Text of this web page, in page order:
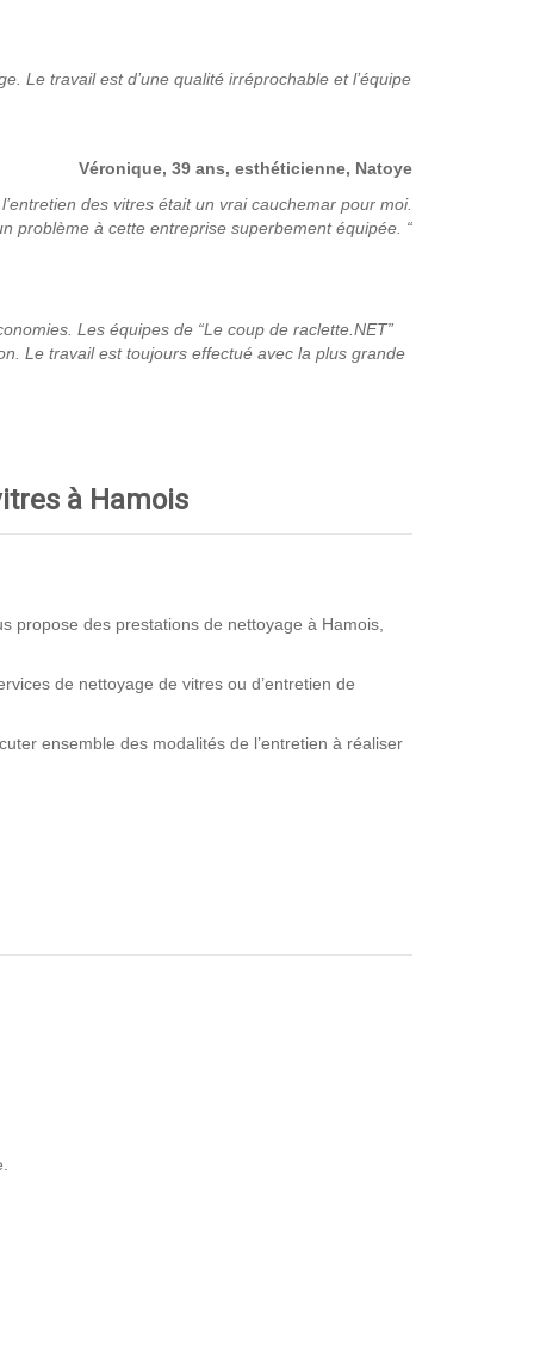
Le travail est d’une qualité irréprochable et l’équipe
Véronique, 39 ans, esthéticienne, Natoye
des vitres était un vraicauchemar pour moi.
problème à cette entreprise superbement équipée. “
Les équipes de “Le coup de raclette.NET”
Le travail est toujours effectué avec la plus grande
à Hamois
propose des prestations de nettoyage à Hamois,
de nettoyage de vitres ou d’entretien de
ensemble des modalités de l’entretien à réaliser